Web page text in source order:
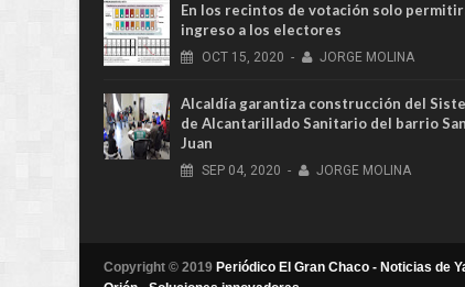
En los recintos de votación solo
ingreso a los electores
OCT 15, 2020 - JORGE MOLINA
Alcaldía garantiza construcción del
de Alcantarillado Sanitario del barrio San
Juan
SEP 04, 2020 - JORGE MOLINA
Copyright © 2019 Periódico El Gran Chaco - Noticias de